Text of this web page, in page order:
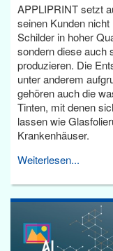
APPLIPRINT setzt
seinen Kunden
Schilder in hoher
sondern diese auch
produzieren. Die
unter anderem
gehören auch die
Tinten, mit denen
lassen wie
Krankenhäuser.
Weiterlesen...